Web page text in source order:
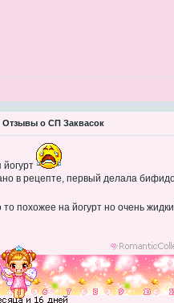
Отзывы о СП Заквасок
в рецепте, первый делала
то похожее на йогурт но очень